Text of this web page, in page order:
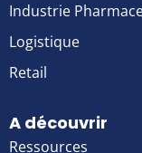
Industrie
Logistique
Retail
A découvrir
Ressources